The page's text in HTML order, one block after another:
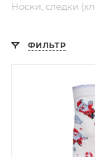
Носки, следки
ФИЛЬТР